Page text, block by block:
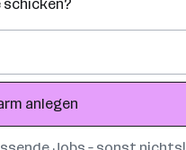
schicken?
anlegen